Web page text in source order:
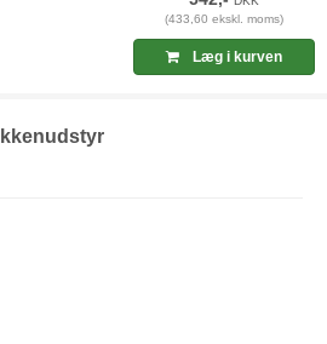
(433,60 ekskl. moms)
Læg i kurven